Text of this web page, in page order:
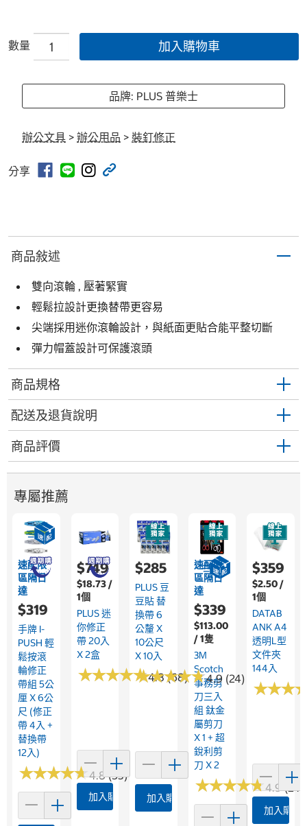
數量 加入購物車
品牌: PLUS 普樂士
辦公文具 > 辦公用品 > 裝釘修正
分享
商品敍述
雙向滾輪 , 壓著緊實
輕鬆拉設計更換替帶更容易
尖端採用迷你滾輪設計，與紙面更貼合能平整切斷
彈力帽蓋設計可保護滾頭
商品規格
配送及退貨說明
商品評價
專屬推薦
速配限
區隔日
達
$319
手牌 I-
PUSH 輕
鬆按滾
輪修正
帶組 5公
厘 X 6公
尺 (修正
帶 4入 +
替換帶
12入)
★★★★★
★★★★★4.8 (53)
$749
$18.73 /
1個
PLUS 迷
你修正
帶 20入
X 2盒
★★★★★
★★★★★4.8 (68)
加入購物車
$285
PLUS 豆
豆貼 替
換帶 6
公釐 X
10公尺
X 10入
★★★★★
★★★★★4.9 (24)
加入購物車
速配限
區隔日
達
$339
$113.00
/ 1隻
3M
Scotch
事務剪
刀三入
組 鈦金
屬剪刀
X 1 + 超
銳利剪
刀 X 2
★★★★★
★★★★★4.9 (24)
$359
$2.50 /
1個
DATAB
ANK A4
透明L型
文件夾
144入
★★★
★★★
加入購物